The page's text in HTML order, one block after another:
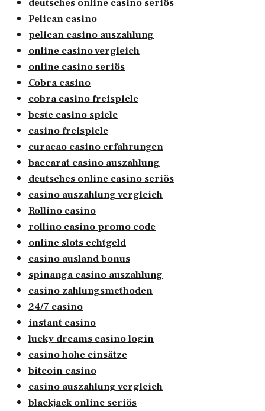
deutsches online casino seriös
Pelican casino
pelican casino auszahlung
online casino vergleich
online casino seriös
Cobra casino
cobra casino freispiele
beste casino spiele
casino freispiele
curacao casino erfahrungen
baccarat casino auszahlung
deutsches online casino seriös
casino auszahlung vergleich
Rollino casino
rollino casino promo code
online slots echtgeld
casino ausland bonus
spinanga casino auszahlung
casino zahlungsmethoden
24/7 casino
instant casino
lucky dreams casino login
casino hohe einsätze
bitcoin casino
casino auszahlung vergleich
blackjack online seriös